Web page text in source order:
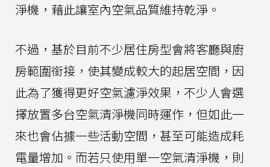
淨機，藉此讓室內空氣品質維持乾淨。
不過，基於目前不少居住房型會將客廳與廚
房範圍銜接，使其變成較大的起居空間，因
此為了獲得更好空氣濾淨效果，不少人會選
擇放置多台空氣清淨機同時運作，但如此一
來也會佔據一些活動空間，甚至可能造成耗
電量增加。而若只使用單一空氣清淨機，則